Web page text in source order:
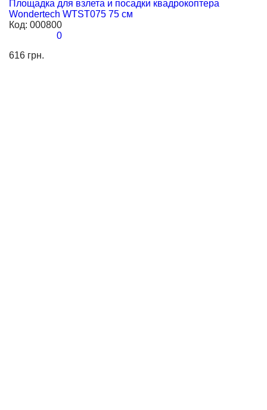
Площадка для взлета и посадки квадрокоптера
Wondertech WTST075 75 см
Код: 000800
0
616 грн.